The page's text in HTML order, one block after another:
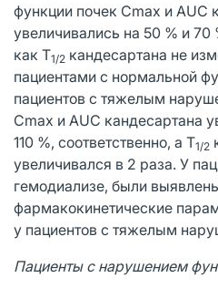
функции почек Cmax и AUC
увеличивались на 50 % и 70
как Т1/2 кандесартана не
пациентами с нормальной
пациентов с тяжелым
Cmax и AUC кандесартана
110 %, соответственно, а Т1/2
увеличивался в 2 раза. У
гемодиализе, были
фармакокинетические
у пациентов с тяжелым
Пациенты с нарушением